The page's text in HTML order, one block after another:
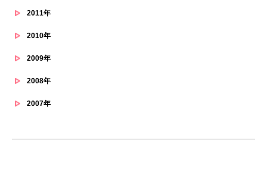
2011年
2010年
2009年
2008年
2007年